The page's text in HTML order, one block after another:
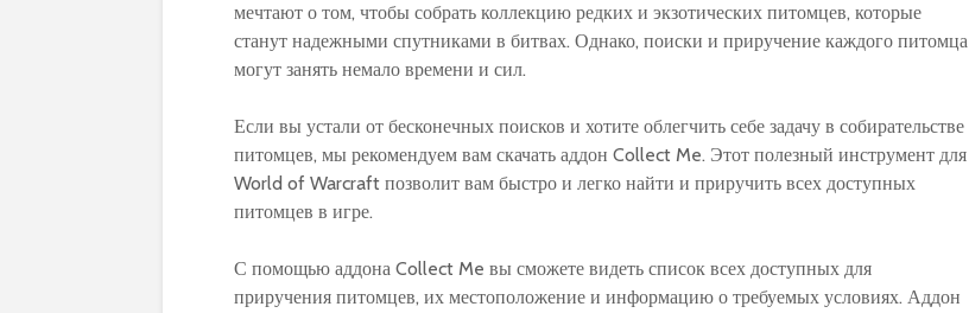
мечтают о том, чтобы собрать коллекцию редких и экзотических питомцев, которые
станут надежными спутниками в битвах. Однако, поиски и приручение каждого питомца
могут занять немало времени и сил.
Если вы устали от бесконечных поисков и хотите облегчить себе задачу в собирательстве
питомцев, мы рекомендуем вам скачать аддон Collect Me. Этот полезный инструмент для
World of Warcraft позволит вам быстро и легко найти и приручить всех доступных
питомцев в игре.
С помощью аддона Collect Me вы сможете видеть список всех доступных для
приручения питомцев, их местоположение и информацию о требуемых условиях. Аддон
Обновленное